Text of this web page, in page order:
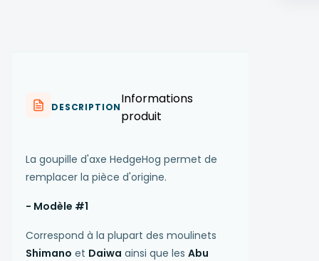
DESCRIPTION
Informations
produit
La goupille d'axe HedgeHog permet de
remplacer la pièce d'origine.
- Modèle #1
Correspond à la plupart des moulinets
Shimano et Daiwa ainsi que les Abu